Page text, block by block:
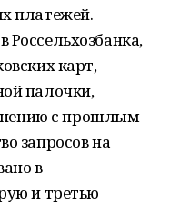
платежей.
карт,
палочки,
с прошлым
запросов на
в
и третью